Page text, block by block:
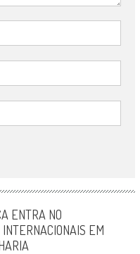
ENTRA NO
INTERNACIONAIS EM